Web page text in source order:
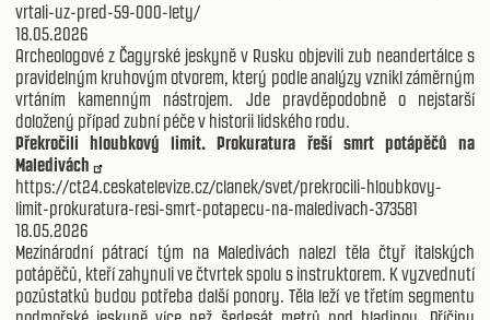
vrtali-uz-pred-59-000-lety/
18.05.2026
Archeologové z Čagyrské jeskyně v Rusku objevili zub neandertálce s
pravidelným kruhovým otvorem, který podle analýzy vznikl záměrným
vrtáním kamenným nástrojem. Jde pravděpodobně o nejstarší
doložený případ zubní péče v historii lidského rodu.
Překročili hloubkový limit. Prokuratura řeší smrt potápěčů na
Maledivách
https://ct24.ceskatelevize.cz/clanek/svet/prekrocili-hloubkovy-
limit-prokuratura-resi-smrt-potapecu-na-maledivach-373581
18.05.2026
Mezinárodní pátrací tým na Maledivách nalezl těla čtyř italských
potápěčů, kteří zahynuli ve čtvrtek spolu s instruktorem. K vyzvednutí
pozůstatků budou potřeba další ponory. Těla leží ve třetím segmentu